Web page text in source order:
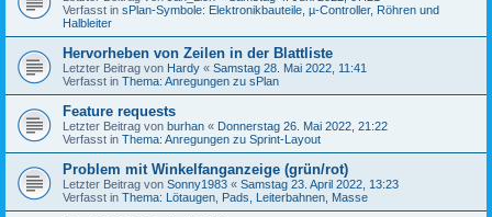
Verfasst in sPlan-Symbole: Elektronikbauteile, µ-Controller, Röhren und
Halbleiter
Hervorheben von Zeilen in der Blattliste
Letzter Beitrag von Hardy « Samstag 28. Mai 2022, 11:41
Verfasst in Thema: Anregungen zu sPlan
Feature requests
Letzter Beitrag von burhan « Donnerstag 26. Mai 2022, 21:22
Verfasst in Thema: Anregungen zu Sprint-Layout
Problem mit Winkelfanganzeige (grün/rot)
Letzter Beitrag von Sonny1983 « Samstag 23. April 2022, 13:23
Verfasst in Thema: Lötaugen, Pads, Leiterbahnen, Masse